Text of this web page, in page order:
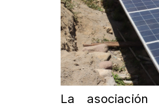
La asociación